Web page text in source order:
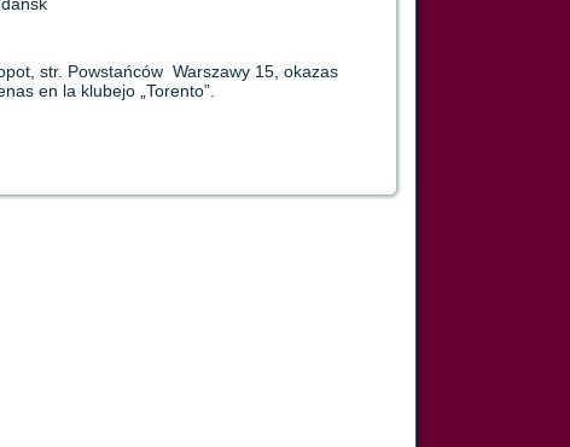
str. Powstańców Warszawy 15, okazas
en la klubejo „Torento”.